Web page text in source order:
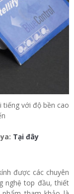
tiếng với độ bền cao
Tại đây
được các chuyên
nghệ top đầu, thiết